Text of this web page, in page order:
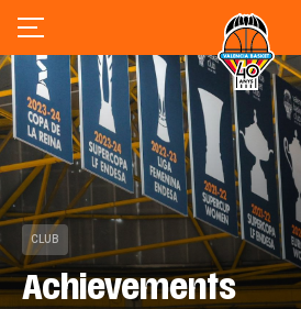
CLUB
Achievements